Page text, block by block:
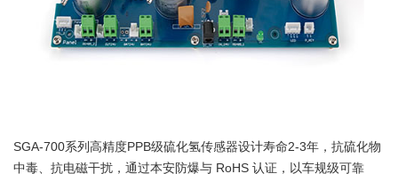
SGA-700系列高精度PPB级硫化氢传感器设计寿命2-3年，抗硫化物
中毒、抗电磁干扰，通过本安防爆与 RoHS 认证，以车规级可靠